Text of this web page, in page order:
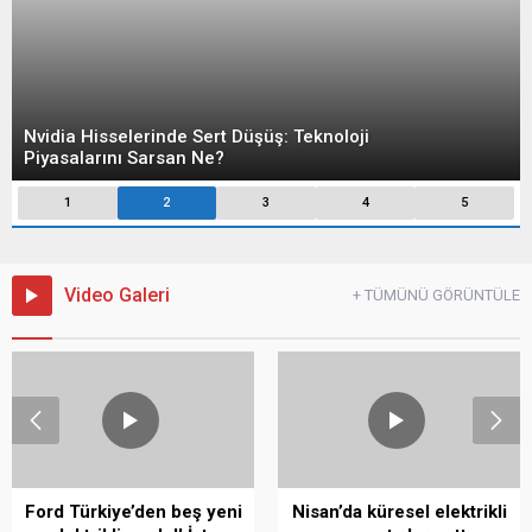
Nvidia Hisselerinde Sert Düşüş: Teknoloji
Piyasalarını Sarsan Ne?
1 2 3 4 5
Video Galeri + TÜMÜNÜ GÖRÜNTÜLE
Ford Türkiye’den beş yeni
Nisan’da küresel elektrikli